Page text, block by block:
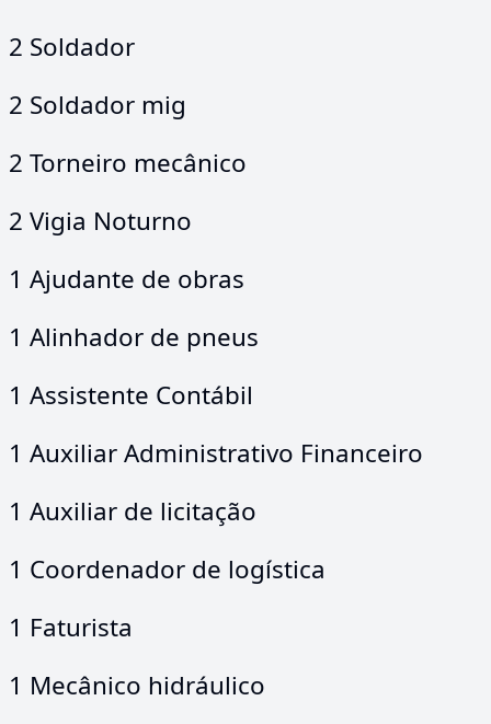
2 Soldador
2 Soldador mig
2 Torneiro mecânico
2 Vigia Noturno
1 Ajudante de obras
1 Alinhador de pneus
1 Assistente Contábil
1 Auxiliar Administrativo Financeiro
1 Auxiliar de licitação
1 Coordenador de logística
1 Faturista
1 Mecânico hidráulico